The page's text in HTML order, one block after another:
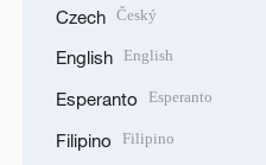
Czech Český
English English
Esperanto Esperanto
Filipino Filipino